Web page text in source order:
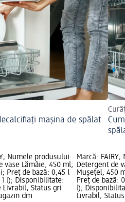
mașina de spălat
Numele produsului:
vase Lămâie, 450 ml;
Preț de bază: 0,45 l
1 l); Disponibilitate:
Livrabil, Status gri
dm
Marcă:
Detergent de
Mușețel, 450
Preț de bază:
l);
Livrabil,